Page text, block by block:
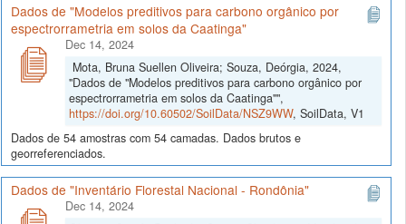
Dados de "Modelos preditivos para carbono orgânico por
espectrorrametria em solos da Caatinga"
Dec 14, 2024
Mota, Bruna Suellen Oliveira; Souza, Deórgia, 2024,
"Dados de "Modelos preditivos para carbono orgânico por
espectrorrametria em solos da Caatinga"",
https://doi.org/10.60502/SoilData/NSZ9WW, SoilData, V1
Dados de 54 amostras com 54 camadas. Dados brutos e
georreferenciados.
Dados de "Inventário Florestal Nacional - Rondônia"
Dec 14, 2024